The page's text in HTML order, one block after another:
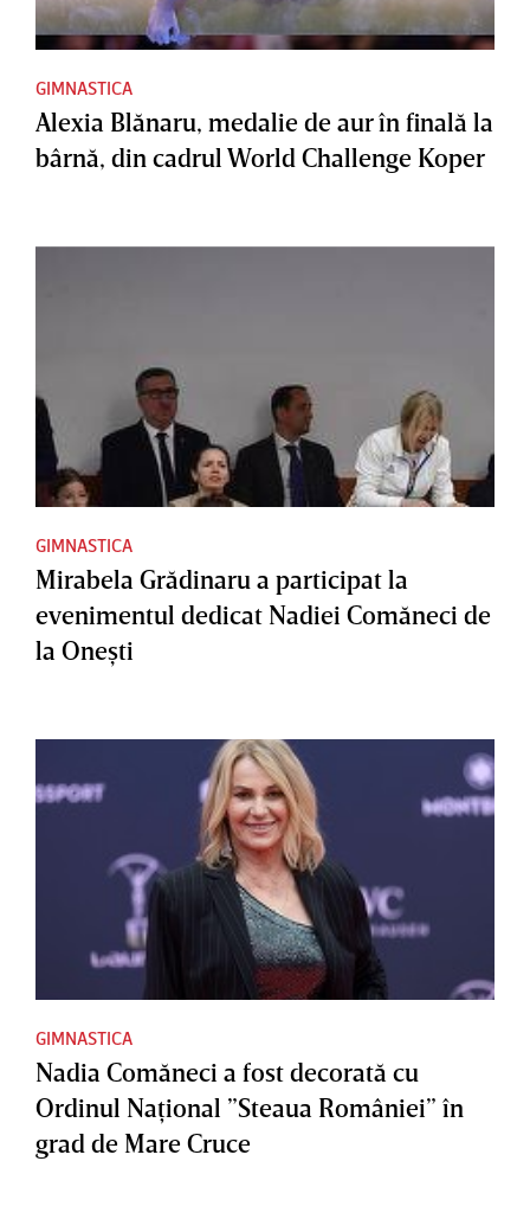
GIMNASTICA
Alexia Blănaru, medalie de aur în finală la
bârnă, din cadrul World Challenge Koper
GIMNASTICA
Mirabela Grădinaru a participat la
evenimentul dedicat Nadiei Comăneci de
la Oneşti
GIMNASTICA
Nadia Comăneci a fost decorată cu
Ordinul Naţional ”Steaua României” în
grad de Mare Cruce